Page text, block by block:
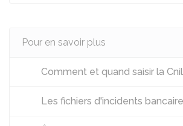
Pour en savoir plus
Comment et quand saisir la
Les fichiers d'incidents